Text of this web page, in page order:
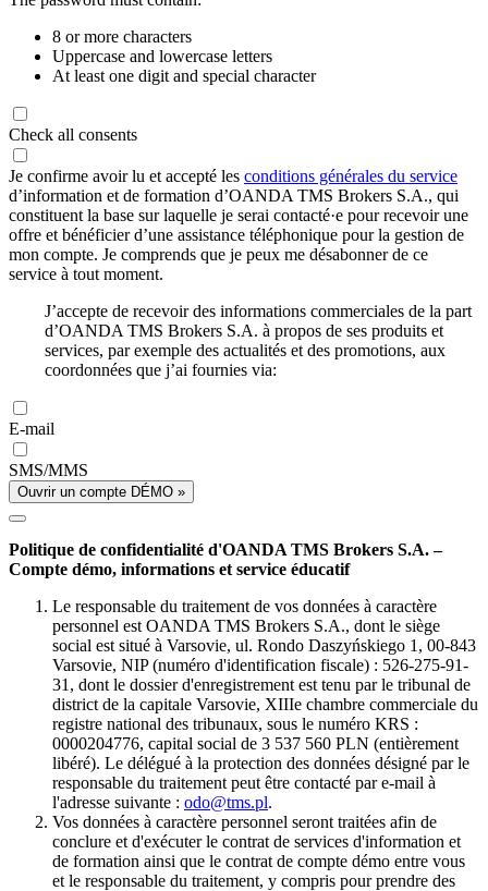
8 or more characters
Uppercase and lowercase letters
At least one digit and special character
Check all consents
Je confirme avoir lu et accepté les conditions générales du service
d’information et de formation d’OANDA TMS Brokers S.A., qui
constituent la base sur laquelle je serai contacté·e pour recevoir une
offre et bénéficier d’une assistance téléphonique pour la gestion de
mon compte. Je comprends que je peux me désabonner de ce
service à tout moment.
J’accepte de recevoir des informations commerciales de la part
d’OANDA TMS Brokers S.A. à propos de ses produits et
services, par exemple des actualités et des promotions, aux
coordonnées que j’ai fournies via:
E-mail
SMS/MMS
Ouvrir un compte DÉMO »
Politique de confidentialité d'OANDA TMS Brokers S.A. –
Compte démo, informations et service éducatif
Le responsable du traitement de vos données à caractère
personnel est OANDA TMS Brokers S.A., dont le siège
social est situé à Varsovie, ul. Rondo Daszyńskiego 1, 00-843
Varsovie, NIP (numéro d'identification fiscale) : 526-275-91-
31, dont le dossier d'enregistrement est tenu par le tribunal de
district de la capitale Varsovie, XIIIe chambre commerciale du
registre national des tribunaux, sous le numéro KRS :
0000204776, capital social de 3 537 560 PLN (entièrement
libéré). Le délégué à la protection des données désigné par le
responsable du traitement peut être contacté par e-mail à
l'adresse suivante : odo@tms.pl.
Vos données à caractère personnel seront traitées afin de
conclure et d'exécuter le contrat de services d'information et
de formation ainsi que le contrat de compte démo entre vous
et le responsable du traitement, y compris pour prendre des